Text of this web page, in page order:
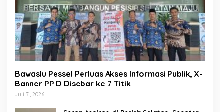
Bawaslu Pessel Perluas Akses Informasi Publik, X-
Banner PPID Disebar ke 7 Titik
Juli 31, 2026